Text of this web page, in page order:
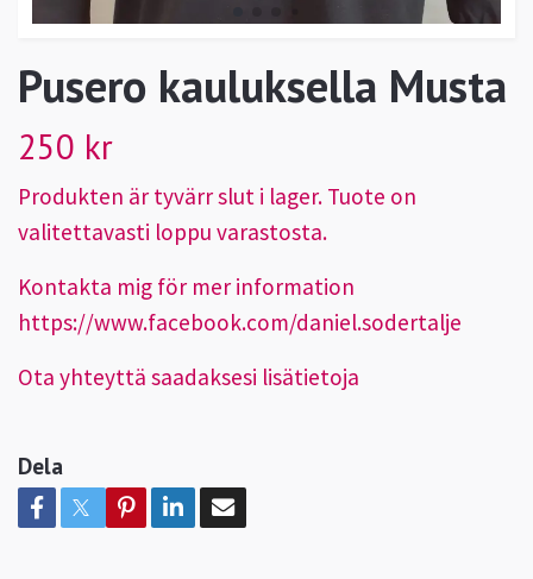
Pusero kauluksella Musta
250 kr
Produkten är tyvärr slut i lager. Tuote on
valitettavasti loppu varastosta.
Kontakta mig för mer information
https://www.facebook.com/daniel.sodertalje
Ota yhteyttä saadaksesi lisätietoja
Dela